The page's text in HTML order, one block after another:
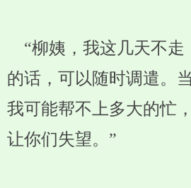
“柳姨，我这几天不走
的话，可以随时调遣。
我可能帮不上多大的忙
让你们失望。”